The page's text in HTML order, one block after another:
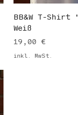
BB&W T-Shirt
Weiß
Preis
19,00 €
inkl. MwSt.